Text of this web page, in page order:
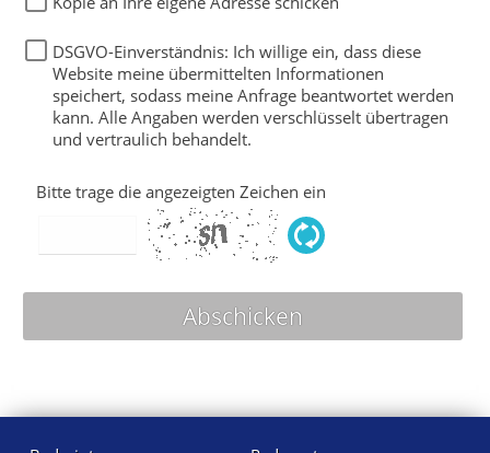
DSGVO-Einverständnis: Ich willige ein, dass diese
Website meine übermittelten Informationen
speichert, sodass meine Anfrage beantwortet werden
kann. Alle Angaben werden verschlüsselt übertragen
und vertraulich behandelt.
Bitte trage die angezeigten Zeichen ein